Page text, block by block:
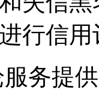
行信用
务提